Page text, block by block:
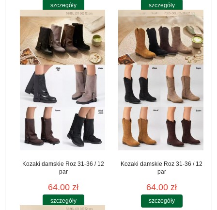
szczegóły szczegóły
Kozaki damskie Roz 31-36 / 12
par
64.00 zł
szczegóły
Kozaki damskie Roz 31-36 / 12
par
64.00 zł
szczegóły